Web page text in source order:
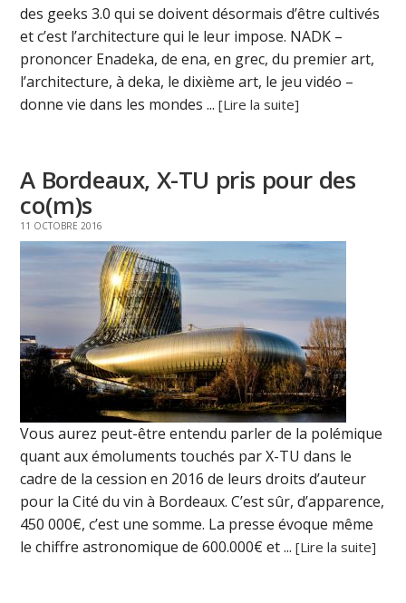
des geeks 3.0 qui se doivent désormais d’être cultivés
et c’est l’architecture qui le leur impose. NADK –
prononcer Enadeka, de ena, en grec, du premier art,
l’architecture, à deka, le dixième art, le jeu vidéo –
donne vie dans les mondes ...[Lire la suite]
A Bordeaux, X-TU pris pour des
co(m)s
11 OCTOBRE 2016
Vous aurez peut-être entendu parler de la polémique
quant aux émoluments touchés par X-TU dans le
cadre de la cession en 2016 de leurs droits d’auteur
pour la Cité du vin à Bordeaux. C’est sûr, d’apparence,
450 000€, c’est une somme. La presse évoque même
le chiffre astronomique de 600.000€ et ...[Lire la suite]